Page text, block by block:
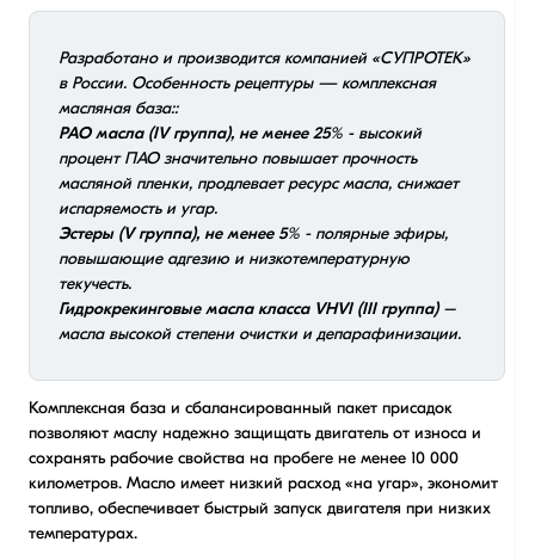
Разработано и производится компанией «СУПРОТЕК»
в России. Особенность рецептуры — комплексная
масляная база::
PAO масла (IV группа), не менее 25% - высокий
процент ПАО значительно повышает прочность
масляной пленки, продлевает ресурс масла, снижает
испаряемость и угар.
Эстеры (V группа), не менее 5% - полярные эфиры,
повышающие адгезию и низкотемпературную
текучесть.
Гидрокрекинговые масла класса VHVI (III группа)–
масла высокой степени очистки и депарафинизации.
Комплексная база и сбалансированный пакет присадок
позволяют маслу надежно защищать двигатель от износа и
сохранять рабочие свойства на пробеге не менее 10 000
километров. Масло имеет низкий расход «на угар», экономит
топливо, обеспечивает быстрый запуск двигателя при низких
температурах.